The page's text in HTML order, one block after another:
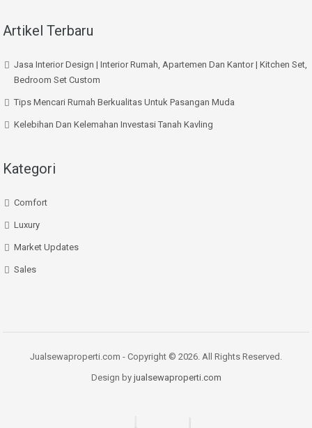
Artikel Terbaru
Jasa Interior Design | Interior Rumah, Apartemen Dan Kantor | Kitchen Set,
Bedroom Set Custom
Tips Mencari Rumah Berkualitas Untuk Pasangan Muda
Kelebihan Dan Kelemahan Investasi Tanah Kavling
Kategori
Comfort
Luxury
Market Updates
Sales
Jualsewaproperti.com - Copyright © 2026. All Rights Reserved.
Design by jualsewaproperti.com